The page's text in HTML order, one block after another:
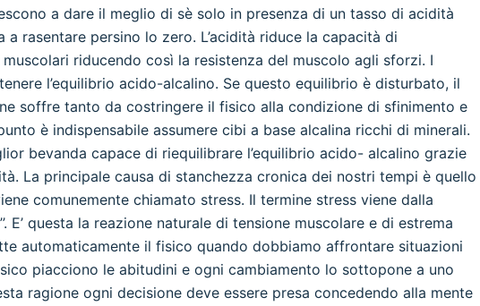
a dare il meglio di sè solo in presenza di un tasso di acidità
a rasentare persino lo zero. L’acidità riduce la capacità di
riducendo così la resistenza del muscolo agli sforzi. I
l’equilibrio acido-alcalino. Se questo equilibrio è disturbato, il
soffre tanto da costringere il fisico alla condizione di sfinimento e
è indispensabile assumere cibi a base alcalina ricchi di minerali.
bevanda capace di riequilibrare l’equilibrio acido- alcalino grazie
La principale causa di stanchezza cronica dei nostri tempi è quello
comunemente chiamato stress. Il termine stress viene dalla
E’ questa la reazione naturale di tensione muscolare e di estrema
automaticamente il fisico quando dobbiamo affrontare situazioni
piacciono le abitudini e ogni cambiamento lo sottopone a uno
ragione ogni decisione deve essere presa concedendo alla mente